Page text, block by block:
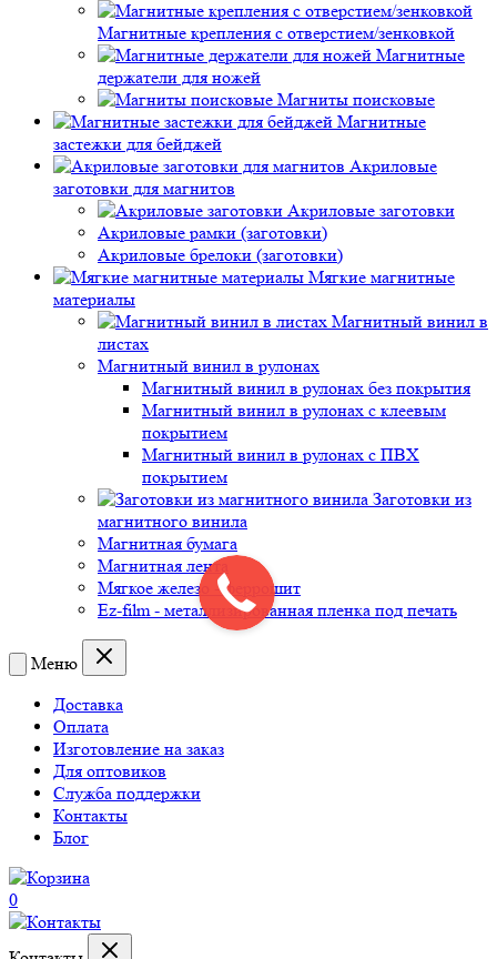
Магнитные крепления с отверстием/зенковкой
Магнитные
держатели для ножей
Магниты поисковые
Магнитные
застежки для бейджей
Акриловые
заготовки для магнитов
Акриловые заготовки
Акриловые рамки (заготовки)
Акриловые брелоки (заготовки)
Мягкие магнитные
материалы
Магнитный винил в
листах
Магнитный винил в рулонах
Магнитный винил в рулонах без покрытия
Магнитный винил в рулонах с клеевым
покрытием
Магнитный винил в рулонах с ПВХ
покрытием
Заготовки из
магнитного винила
Магнитная бумага
Магнитная лента
Мягкое железо - феррошит
Ez-film - металлизированная пленка под печать
Меню
Доставка
Оплата
Изготовление на заказ
Для оптовиков
Служба поддержки
Контакты
Блог
0